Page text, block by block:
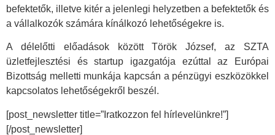
befektetők, illetve kitér a jelenlegi helyzetben a befektetők és
a vállalkozók számára kínálkozó lehetőségekre is.
A délelőtti előadások között Török József, az SZTA
üzletfejlesztési és startup igazgatója ezúttal az Európai
Bizottság melletti munkája kapcsán a pénzügyi eszközökkel
kapcsolatos lehetőségekről beszél.
[post_newsletter title=”Iratkozzon fel hírlevelünkre!”]
[/post_newsletter]